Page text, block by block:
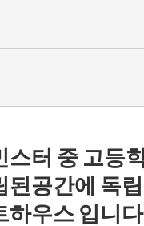
스터 중 고등
된공간에 독
하우스 입니